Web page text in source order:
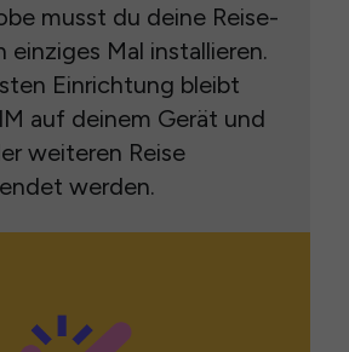
musst du deine Reise-
einziges Mal installieren.
Einrichtung bleibt
auf deinem Gerät und
weiteren Reise
werden.